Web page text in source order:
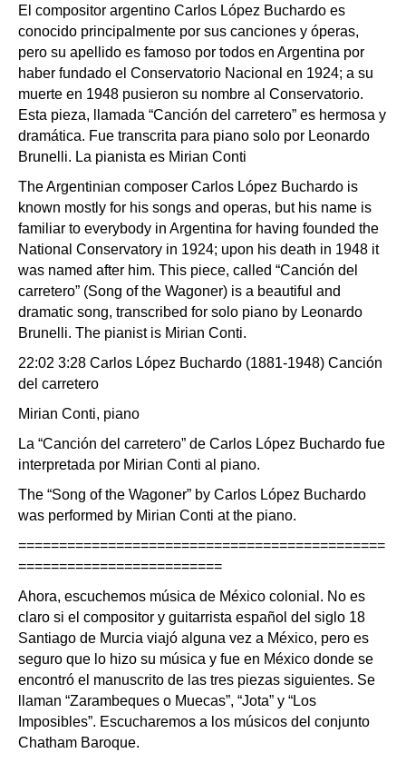
El compositor argentino Carlos López Buchardo es
conocido principalmente por sus canciones y óperas,
pero su apellido es famoso por todos en Argentina por
haber fundado el Conservatorio Nacional en 1924; a su
muerte en 1948 pusieron su nombre al Conservatorio.
Esta pieza, llamada “Canción del carretero” es hermosa y
dramática. Fue transcrita para piano solo por Leonardo
Brunelli. La pianista es Mirian Conti
The Argentinian composer Carlos López Buchardo is
known mostly for his songs and operas, but his name is
familiar to everybody in Argentina for having founded the
National Conservatory in 1924; upon his death in 1948 it
was named after him. This piece, called “Canción del
carretero” (Song of the Wagoner) is a beautiful and
dramatic song, transcribed for solo piano by Leonardo
Brunelli. The pianist is Mirian Conti.
22:02 3:28 Carlos López Buchardo (1881-1948) Canción
del carretero
Mirian Conti, piano
La “Canción del carretero” de Carlos López Buchardo fue
interpretada por Mirian Conti al piano.
The “Song of the Wagoner” by Carlos López Buchardo
was performed by Mirian Conti at the piano.
=============================================
=========================
Ahora, escuchemos música de México colonial. No es
claro si el compositor y guitarrista español del siglo 18
Santiago de Murcia viajó alguna vez a México, pero es
seguro que lo hizo su música y fue en México donde se
encontró el manuscrito de las tres piezas siguientes. Se
llaman “Zarambeques o Muecas”, “Jota” y “Los
Imposibles”. Escucharemos a los músicos del conjunto
Chatham Baroque.